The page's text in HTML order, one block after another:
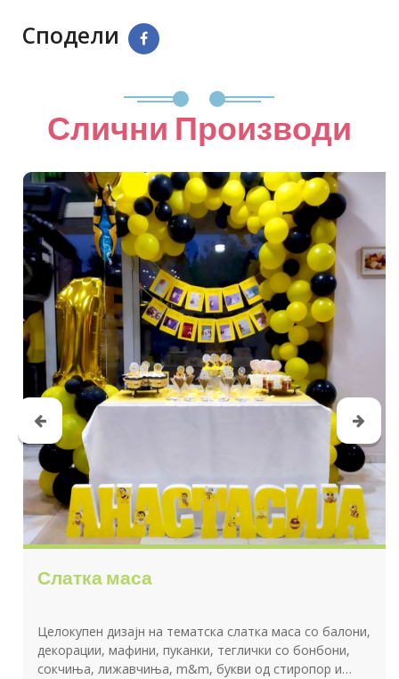
Сподели
Слични Производи
Слатка маса
Целокупен дизајн на тематска слатка маса со балони,
декорации, мафини, пуканки, теглички со бонбони,
сокчиња, лижавчиња, m&m, букви од стиропор и